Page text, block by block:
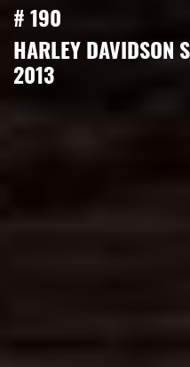
# 190
HARLEY DAVIDSON
2013